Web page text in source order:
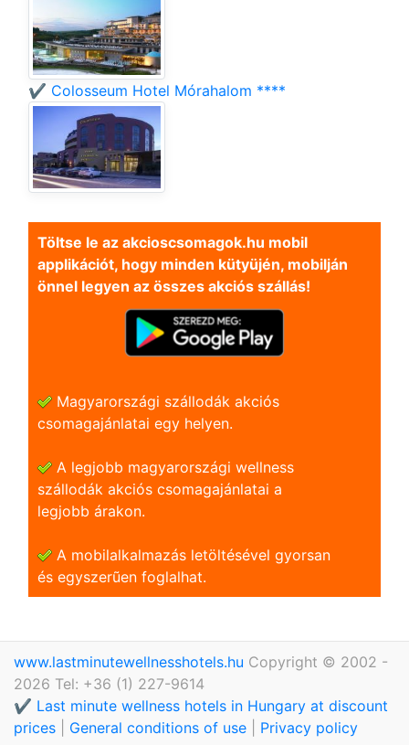
✔️ Colosseum Hotel Mórahalom ****
Töltse le az akcioscsomagok.hu mobil
applikációt, hogy minden kütyüjén, mobilján
önnel legyen az összes akciós szállás!
Magyarországi szállodák akciós
csomagajánlatai egy helyen.
A legjobb magyarországi wellness
szállodák akciós csomagajánlatai a
legjobb árakon.
A mobilalkalmazás letöltésével gyorsan
és egyszerũen foglalhat.
www.lastminutewellnesshotels.hu Copyright © 2002 -
2026 Tel: +36 (1) 227-9614
✔️ Last minute wellness hotels in Hungary at discount
prices
General conditions of use Privacy policy